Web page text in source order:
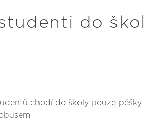
do škol
chodí do školy pouze pěšky